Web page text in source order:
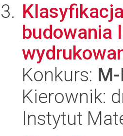
budowania
Konkurs:
Kierownik:
Instytut